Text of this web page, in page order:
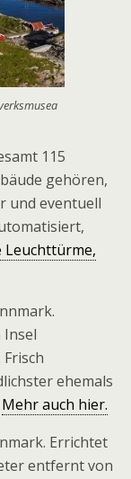
115
gehören,
und eventuell
Leuchttürme,
Insel
ehemals
Mehr auch hier.
Errichtet
entfernt von